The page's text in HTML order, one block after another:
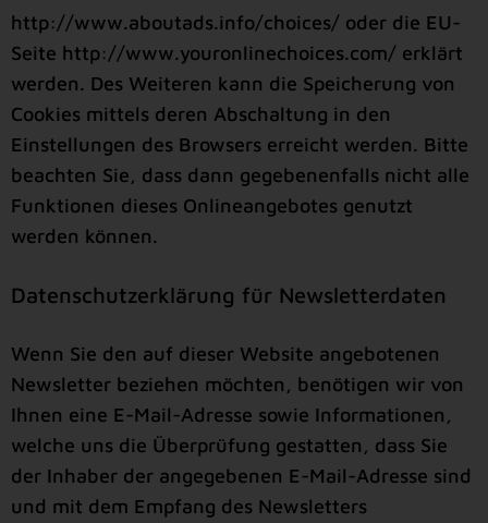
http://www.aboutads.info/choices/ oder die EU-
Seite http://www.youronlinechoices.com/ erklärt
werden. Des Weiteren kann die Speicherung von
Cookies mittels deren Abschaltung in den
Einstellungen des Browsers erreicht werden. Bitte
beachten Sie, dass dann gegebenenfalls nicht alle
Funktionen dieses Onlineangebotes genutzt
werden können.
Datenschutzerklärung für Newsletterdaten
Wenn Sie den auf dieser Website angebotenen
Newsletter beziehen möchten, benötigen wir von
Ihnen eine E-Mail-Adresse sowie Informationen,
welche uns die Überprüfung gestatten, dass Sie
der Inhaber der angegebenen E-Mail-Adresse sind
und mit dem Empfang des Newsletters